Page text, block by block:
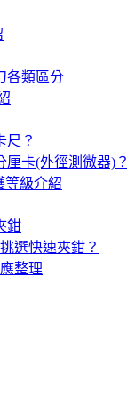
各類區分
尺？
厘卡(外徑測微器)？
等級介紹
鉗
選快速夾鉗？
整理